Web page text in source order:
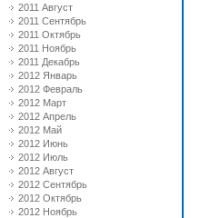
2011 Август
2011 Сентябрь
2011 Октябрь
2011 Ноябрь
2011 Декабрь
2012 Январь
2012 Февраль
2012 Март
2012 Апрель
2012 Май
2012 Июнь
2012 Июль
2012 Август
2012 Сентябрь
2012 Октябрь
2012 Ноябрь